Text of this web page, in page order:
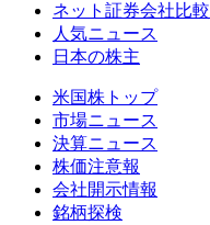
ネット証券会社比較
人気ニュース
日本の株主
米国株トップ
市場ニュース
決算ニュース
株価注意報
会社開示情報
銘柄探検